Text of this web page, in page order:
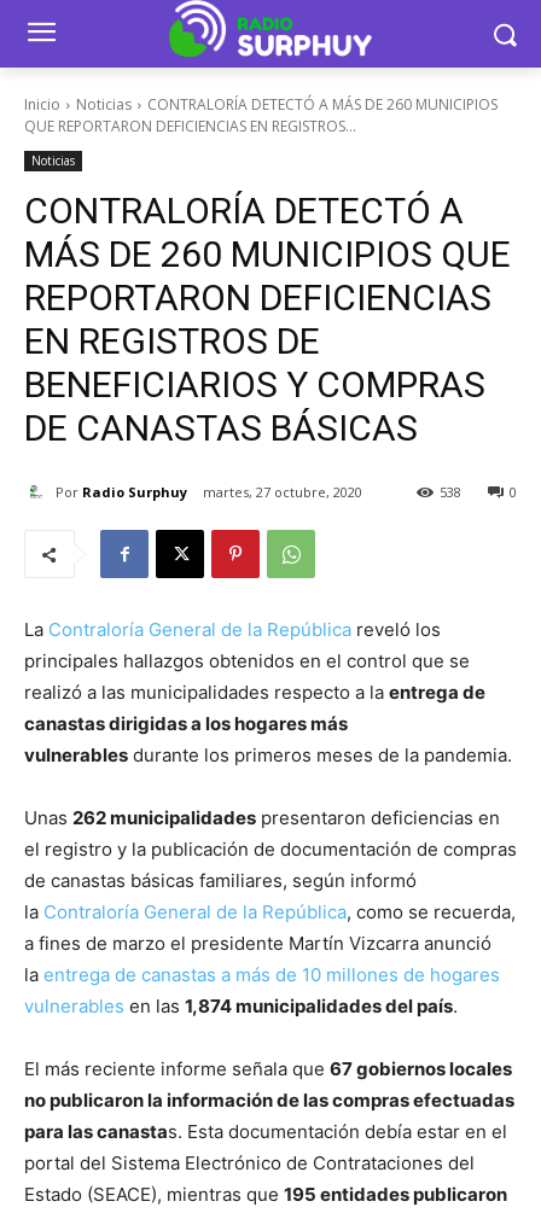
Inicio Noticias
CONTRALORÍA DETECTÓ A MÁS DE 260 MUNICIPIOS
QUE REPORTARON DEFICIENCIAS EN REGISTROS...
Noticias
CONTRALORÍA DETECTÓ A
MÁS DE 260 MUNICIPIOS QUE
REPORTARON DEFICIENCIAS
EN REGISTROS DE
BENEFICIARIOS Y COMPRAS
DE CANASTAS BÁSICAS
Por Radio Surphuy martes, 27 octubre, 2020 0
538
La Contraloría General de la República reveló los
principales hallazgos obtenidos en el control que se
realizó a las municipalidades respecto a la entrega de
canastas dirigidas a los hogares más
vulnerables durante los primeros meses de la pandemia.
Unas 262 municipalidades presentaron deficiencias en
el registro y la publicación de documentación de compras
de canastas básicas familiares, según informó
la Contraloría General de la República, como se recuerda,
a fines de marzo el presidente Martín Vizcarra anunció
la entrega de canastas a más de 10 millones de hogares
vulnerables en las 1,874 municipalidades del país.
El más reciente informe señala que 67 gobiernos locales
no publicaron la información de las compras efectuadas
para las canastas. Esta documentación debía estar en el
portal del Sistema Electrónico de Contrataciones del
Estado (SEACE), mientras que 195 entidades publicaron